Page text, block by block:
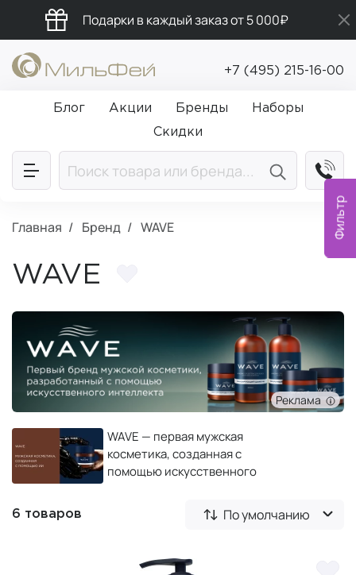
Фильтр
Подарки в каждый заказ от 5 000₽
Бесплатная доставка от 5 000₽
Промокод ПРИВЕТ
+7 (495) 215-16-00
Блог Акции Бренды
Наборы
Скидки
Главная Бренд WAVE
WAVE
Реклама
WAVE — первая мужская
косметика, созданная с
помощью искусственного
6 товаров По умолчанию